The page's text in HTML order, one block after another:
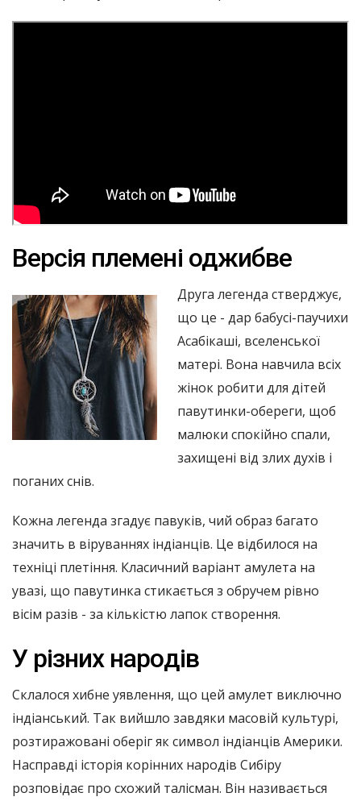
Версія племені оджибве
Друга легенда стверджує,
що це - дар бабусі-паучихи
Асабікаші, вселенської
матері. Вона навчила всіх
жінок робити для дітей
павутинки-обереги, щоб
малюки спокійно спали,
захищені від злих духів і
поганих снів.
Кожна легенда згадує павуків, чий образ багато
значить в віруваннях індіанців. Це відбилося на
техніці плетіння. Класичний варіант амулета на
увазі, що павутинка стикається з обручем рівно
вісім разів - за кількістю лапок створення.
У різних народів
Склалося хибне уявлення, що цей амулет виключно
індіанський. Так вийшло завдяки масовій культурі,
розтиражовані оберіг як символ індіанців Америки.
Насправді історія корінних народів Сибіру
розповідає про схожий талісман. Він називається